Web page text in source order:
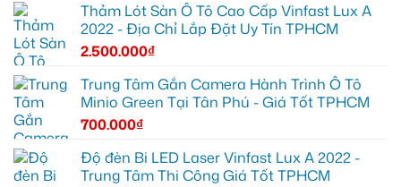
Thảm Lót Sàn Ô Tô Cao Cấp Vinfast Lux A
2022 - Địa Chỉ Lắp Đặt Uy Tín TPHCM
2.500.000₫
Trung Tâm Gắn Camera Hành Trình Ô Tô
Minio Green Tại Tân Phú - Giá Tốt TPHCM
700.000₫
Độ đèn Bi LED Laser Vinfast Lux A 2022 -
Trung Tâm Thi Công Giá Tốt TPHCM